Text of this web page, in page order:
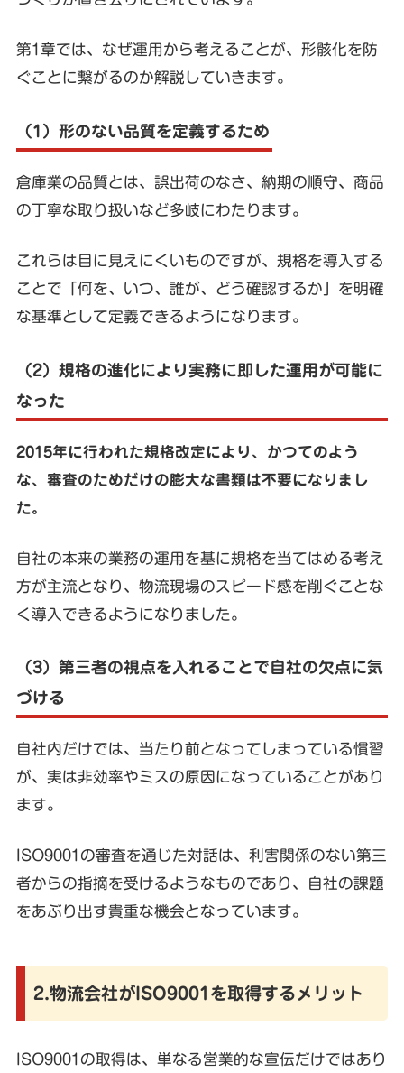
第1章では、なぜ運用から考えることが、形骸化を防
ぐことに繋がるのか解説していきます。
（1）形のない品質を定義するため
倉庫業の品質とは、誤出荷のなさ、納期の順守、商品
の丁寧な取り扱いなど多岐にわたります。
これらは目に見えにくいものですが、規格を導入する
ことで「何を、いつ、誰が、どう確認するか」を明確
な基準として定義できるようになります。
（2）規格の進化により実務に即した運用が可能に
なった
2015年に行われた規格改定により、かつてのよう
な、審査のためだけの膨大な書類は不要になりまし
た。
自社の本来の業務の運用を基に規格を当てはめる考え
方が主流となり、物流現場のスピード感を削ぐことな
く導入できるようになりました。
（3）第三者の視点を入れることで自社の欠点に気
づける
自社内だけでは、当たり前となってしまっている慣習
が、実は非効率やミスの原因になっていることがあり
ます。
ISO9001の審査を通じた対話は、利害関係のない第三
者からの指摘を受けるようなものであり、自社の課題
をあぶり出す貴重な機会となっています。
2.物流会社がISO9001を取得するメリット
ISO9001の取得は、単なる営業的な宣伝だけではあり